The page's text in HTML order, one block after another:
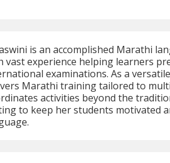
is an accomplished Marathi
vast experience helping learners
examinations. As a
Marathi training tailored to
activities beyond the
to keep her students motivated